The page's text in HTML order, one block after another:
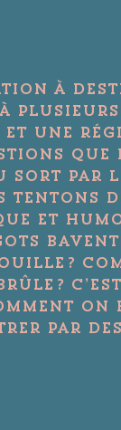
à
plusieurs
une
que
sort par
tentons
et
?
?
on
par des